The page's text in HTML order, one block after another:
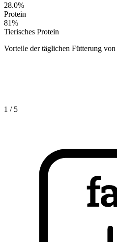
28.0%
Protein
81%
Tierisches Protein
Vorteile der täglichen Fütterung von
1 / 5